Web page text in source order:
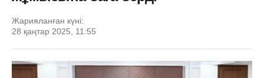
Жарияланған күні:
28 қаңтар 2025, 11:55